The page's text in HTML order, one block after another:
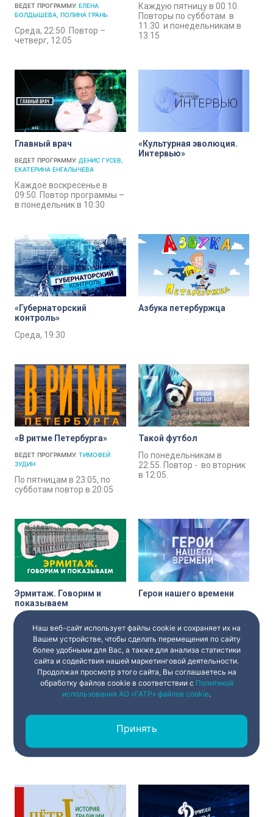
ВЕДЕТ ПРОГРАММУ: ЕЛЕНА
БОЛДЫШЕВА ПОЛИНА ГРАНЬ
Среда, 22:50. Повтор –
четверг, 12:05
Каждую пятницу в 00.10.
Повторы по субботам в
11.30 и понедельникам в
13.15
Главный врач
ВЕДЕТ ПРОГРАММУ: ДЕНИС ГУСЕВ
ЕКАТЕРИНА ЕНГАЛЫЧЕВА
Каждое воскресенье в
09:50. Повтор программы –
в понедельник в 10:30
«Культурная эволюция.
Интервью»
«Губернаторский
контроль»
Среда, 19:30
Азбука петербуржца
«В ритме Петербурга»
ВЕДЕТ ПРОГРАММУ: ТИМОФЕЙ
ЗУДИН
По пятницам в 23:05, по
субботам повтор в 20:05
Такой футбол
По понедельникам в
22:55. Повтор - во вторник
в 12:05.
Эрмитаж. Говорим и
показываем
по четвергам в 10:00
Герои нашего времени
ИЩЕНКО
СМИРНОВ
Наш веб-сайт использует файлы cookie и сохраняет их на
Вашем устройстве, чтобы сделать перемещения по сайту
более удобными для Вас, а также для анализа статистики
сайта и содействия нашей маркетинговой деятельности.
Продолжая просмотр этого сайта, Вы соглашаетесь на
обработку файлов cookie в соответствии с Политикой
использования АО «ГАТР» файлов cookie.
Принять